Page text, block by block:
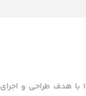
شرکت مهندسی برتر رها فعالیت خود را از سال1390 با هدف طراحی و اجرای